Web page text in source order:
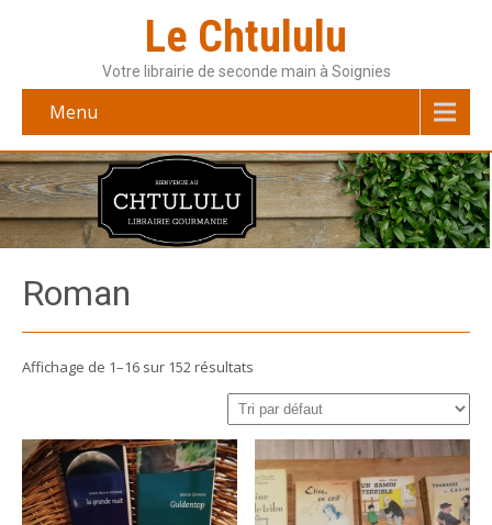
Le Chtululu
Votre librairie de seconde main à Soignies
Menu
Roman
Affichage de 1–16 sur 152 résultats